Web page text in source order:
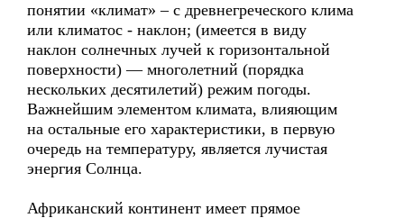
понятии «климат» – с древнегреческого клима
или климатос - наклон; (имеется в виду
наклон солнечных лучей к горизонтальной
поверхности) — многолетний (порядка
нескольких десятилетий) режим погоды.
Важнейшим элементом климата, влияющим
на остальные его характеристики, в первую
очередь на температуру, является лучистая
энергия Солнца.
Африканский континент имеет прямое